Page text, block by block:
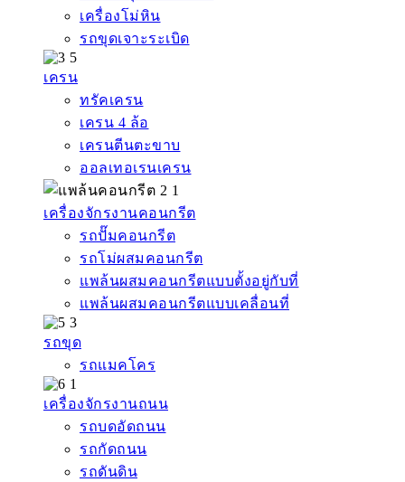
เครื่องโม่หิน
รถขุดเจาะระเบิด
เครน
ทรัคเครน
เครน 4 ล้อ
เครนตีนตะขาบ
ออลเทอเรนเครน
เครื่องจักรงานคอนกรีต
รถปั๊มคอนกรีต
รถโม่ผสมคอนกรีต
แพล้นผสมคอนกรีตแบบตั้งอยู่กับที่
แพล้นผสมคอนกรีตแบบเคลื่อนที่
รถขุด
รถแมคโคร
เครื่องจักรงานถนน
รถบดอัดถนน
รถกัดถนน
รถดันดิน